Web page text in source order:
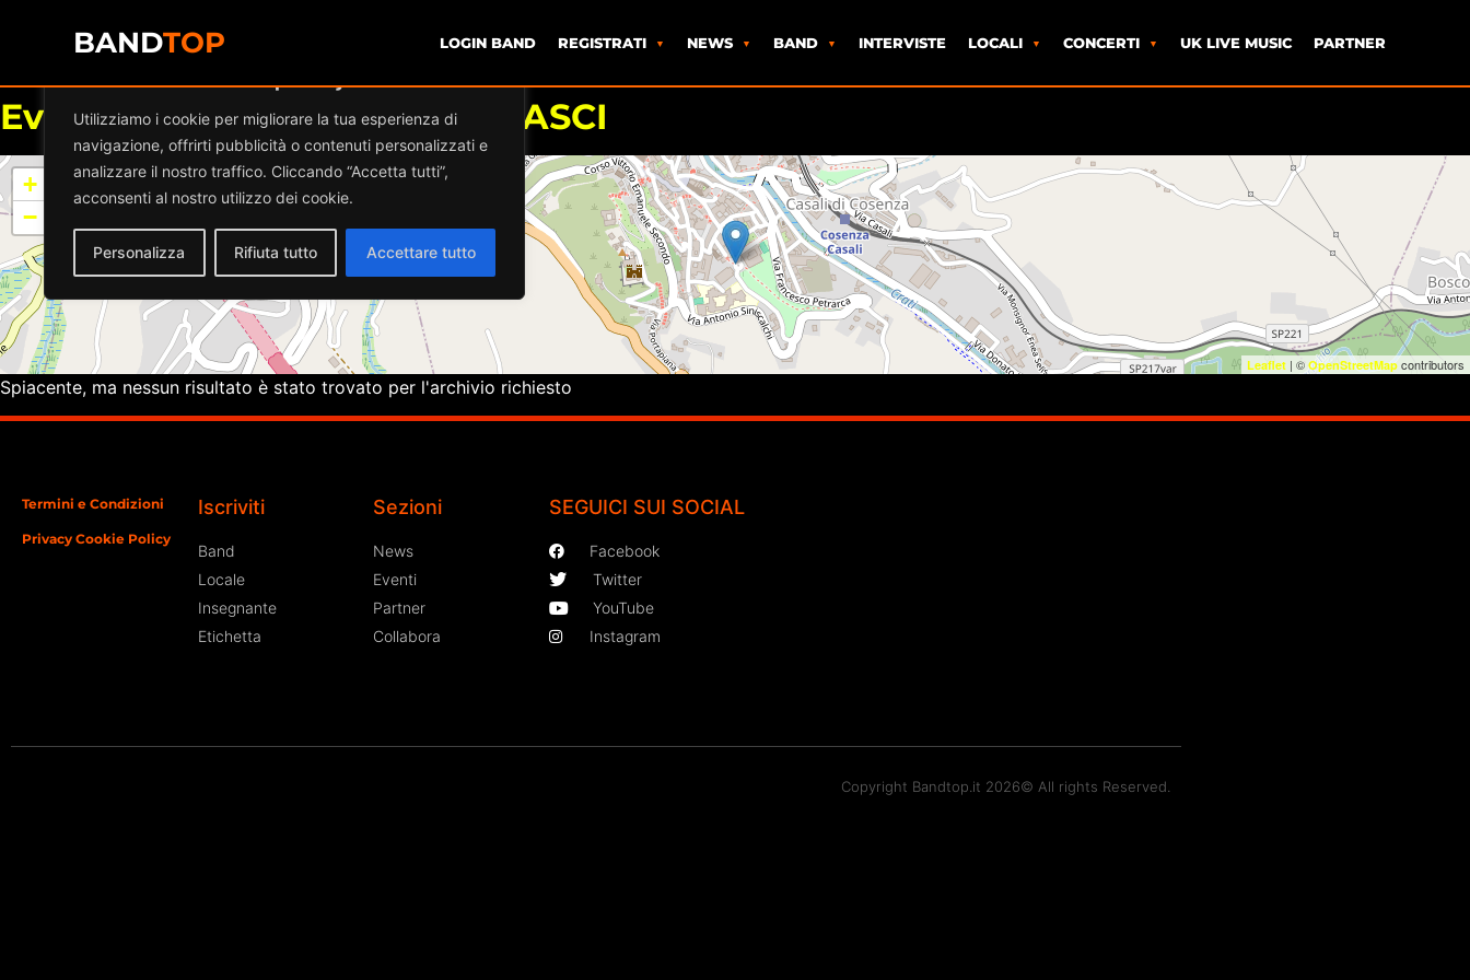
Utilizziamo i cookie per migliorare la tua esperienza di
navigazione, offrirti pubblicità o contenuti personalizzati e
analizzare il nostro traffico. Cliccando “Accetta tutti”,
acconsenti al nostro utilizzo dei cookie.
Personalizza Rifiuta tutto Accettare tutto
BANDTOP LOGIN BAND REGISTRATI NEWS BAND INTERVISTE LOCALI CONCERTI UK LIVE MUSIC PARTNER
Eventi aAUDITORIUM GUARASCI
+
−
Leaflet | © OpenStreetMap contributors
Spiacente, ma nessun risultato è stato trovato per l'archivio richiesto
Termini e Condizioni
Privacy Cookie Policy
Iscriviti
Band
Locale
Insegnante
Etichetta
Sezioni
News
Eventi
Partner
Collabora
SEGUICI SUI SOCIAL
Facebook
Twitter
YouTube
Instagram
Copyright Bandtop.it 2026© All rights Reserved.